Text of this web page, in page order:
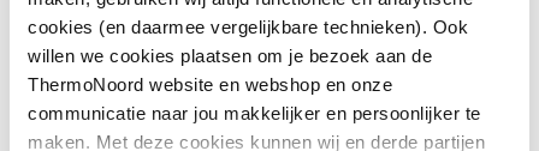
cookies (en daarmee vergelijkbare technieken). Ook
willen we cookies plaatsen om je bezoek aan de
ThermoNoord website en webshop en onze
communicatie naar jou makkelijker en persoonlijker te
maken. Met deze cookies kunnen wij en derde partijen
Onderdeel Ja